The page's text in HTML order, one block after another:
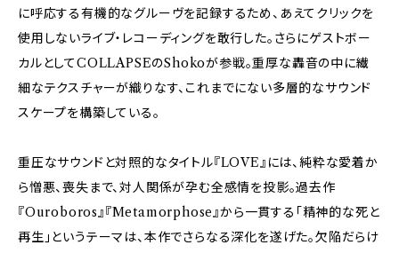
に呼応する有機的なグルーヴを記録するため、あえてクリックを
使用しないライブ・レコーディングを敢行した。さらにゲストボー
カルとしてCOLLAPSEのShokoが参戦。重厚な轟音の中に繊
細なテクスチャーが織りなす、これまでにない多層的なサウンド
スケープを構築している。
重圧なサウンドと対照的なタイトル『LOVE』には、純粋な愛着か
ら憎悪、喪失まで、対人関係が孕む全感情を投影。過去作
『Ouroboros』『Metamorphose』から一貫する「精神的な死と
再生」というテーマは、本作でさらなる深化を遂げた。欠陥だらけ